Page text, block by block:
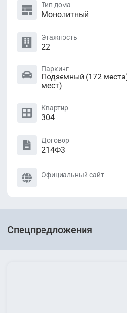
Тип дома
Монолитный
Этажность
22
Паркинг
Подземный (172
мест)
Квартир
304
Договор
214ФЗ
Официальный сайт
Спецпредложения